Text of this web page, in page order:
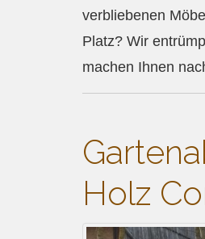
verbliebenen
Platz? Wir
machen Ihnen
Holz